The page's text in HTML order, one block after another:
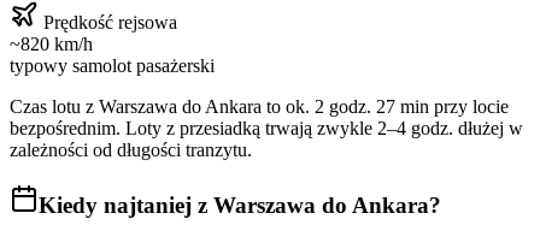
Prędkość rejsowa
~820 km/h
typowy samolot pasażerski
Czas lotu z Warszawa do Ankara to ok. 2 godz. 27 min przy locie
bezpośrednim. Loty z przesiadką trwają zwykle 2–4 godz. dłużej w
zależności od długości tranzytu.
Kiedy najtaniej z Warszawa do Ankara?